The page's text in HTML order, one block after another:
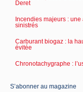
Deret
Incendies majeurs :
sinistrés
Carburant biogaz : la
évitée
Chronotachygraphe :
S’abonner au magazine